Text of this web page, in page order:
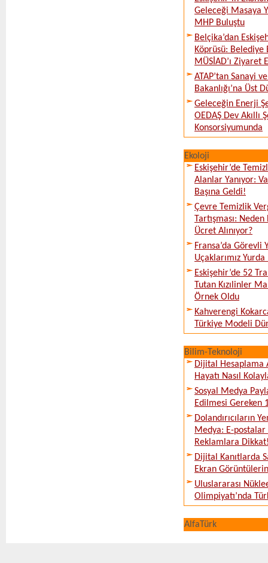
Geleceği Masaya
MHP Buluştu
Belçika’dan
Köprüsü: Belediye
MÜSİAD’ı Ziyaret
ATAP’tan Sanayi
Bakanlığı’na Üst
Geleceğin Enerji
OEDAŞ Dev Akıllı
Konsorsiyumunda
Ekoloji
Eskişehir’de
Alanlar Yanıyor:
Başına Geldi!
Çevre Temizlik
Tartışması:
Ücret Alınıyor?
Fransa’da Görevli
Uçaklarımız
Eskişehir’de 52
Tutan Kızılinler
Örnek Oldu
Kahverengi
Türkiye Modeli
Bilim-Teknoloji
Dijital Hesaplama
Hayatı Nasıl
Sosyal Medya
Edilmesi Gereken
Dolandırıcıların
Medya: E-postalar
Reklamlara
Dijital Kanıtlarda
Ekran
Uluslararası
Olimpiyatı’nda
AlfaTürk